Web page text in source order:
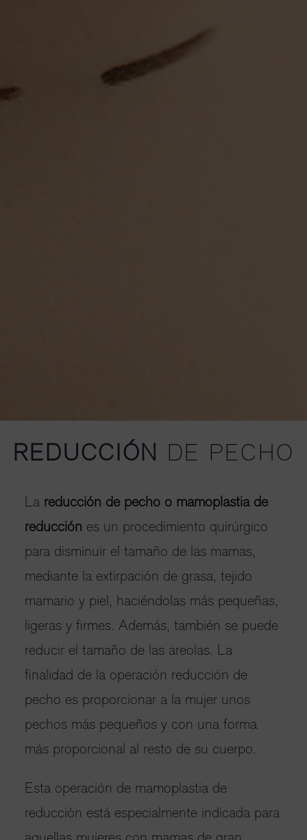
REDUCCIÓN DE PECHO
La reducción de pecho o mamoplastia de
reducción es un procedimiento quirúrgico
para disminuir el tamaño de las mamas,
mediante la extirpación de grasa, tejido
mamario y piel, haciéndolas más pequeñas,
ligeras y firmes. Además, también se puede
reducir el tamaño de las areolas. La
finalidad de la operación reducción de
pecho es proporcionar a la mujer unos
pechos más pequeños y con una forma
más proporcional al resto de su cuerpo.
Esta operación de mamoplastia de
reducción está especialmente indicada para